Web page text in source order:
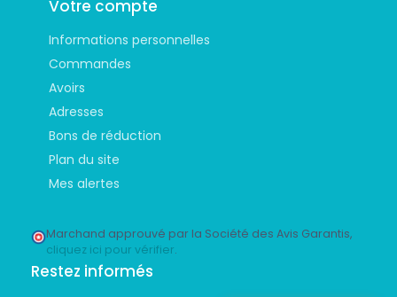
Votre compte
Informations personnelles
Commandes
Avoirs
Adresses
Bons de réduction
Plan du site
Mes alertes
Marchand approuvé par la Société des Avis Garantis,
cliquez ici pour vérifier.
Restez informés